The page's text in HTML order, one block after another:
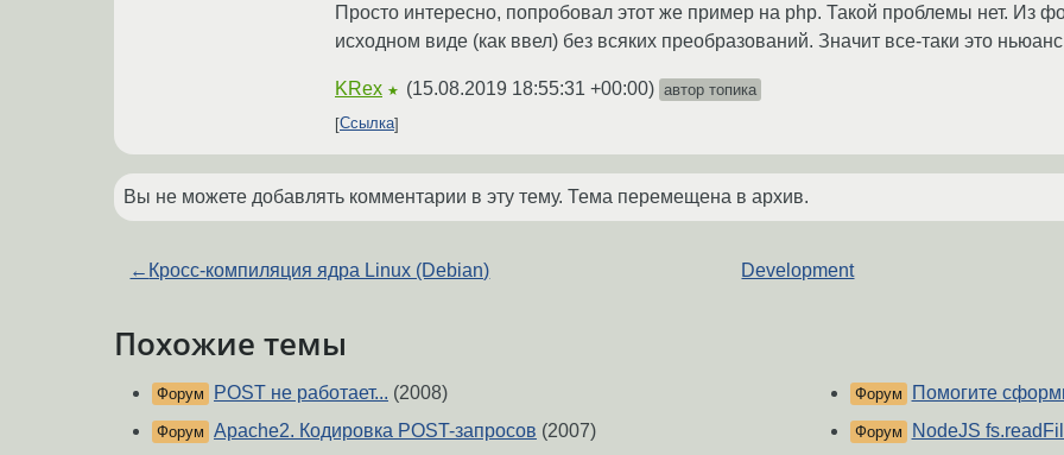
Просто интересно, попробовал этот же пример на php. Такой проблемы нет. Из
исходном виде (как ввел) без всяких преобразований. Значит все-таки это
KRex ★ (15.08.2019 18:55:31 +00:00) автор топика
Ссылка
Вы не можете добавлять комментарии в эту тему. Тема перемещена в архив.
← Кросс-компиляция ядра Linux (Debian) Development
Похожие темы
Форум POST не работает... (2008)
Форум Apache2. Кодировка POST-запросов (2007)
Форум Помогите
Форум NodeJS